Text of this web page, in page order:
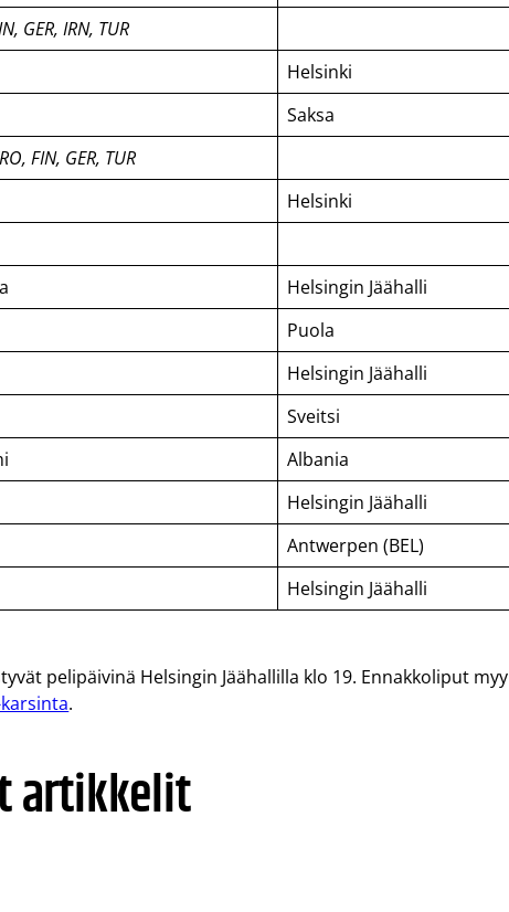
GER, IRN, TUR
Helsinki
Saksa
FIN, GER, TUR
Helsinki
Helsingin Jäähalli
Puola
Helsingin Jäähalli
Sveitsi
Albania
Helsingin Jäähalli
Antwerpen (BEL)
Helsingin Jäähalli
pelipäivinä Helsingin Jäähallilla klo 19. Ennakkoliput myy
.
artikkelit